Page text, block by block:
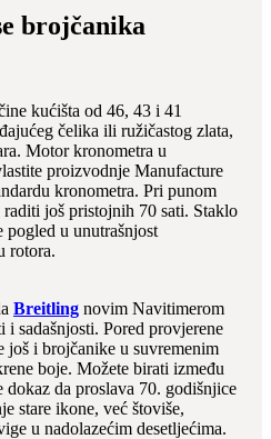
brojčanika
kućišta od 46, 43 i 41
čelika ili ružičastog zlata,
Motor kronometra u
proizvodnje Manufacture
kronometra. Pri punom
još pristojnih 70 sati. Staklo
pogled u unutrašnjost
rotora.
Breitling novim Navitimerom
i sadašnjosti. Pored provjerene
još i brojčanike u suvremenim
boje. Možete birati između
da proslava 70. godišnjice
stare ikone, već štoviše,
u nadolazećim desetljećima.